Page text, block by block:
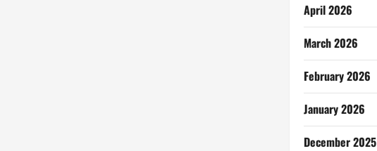
April 2026
March 2026
February 2026
January 2026
December 2025